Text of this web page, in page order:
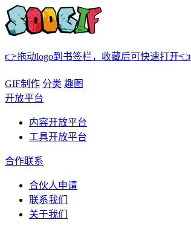
👉拖动logo到书签栏，收藏后可快速打开👈
GIF制作 分类 趣图
开放平台
内容开放平台
工具开放平台
合作联系
合伙人申请
联系我们
关于我们